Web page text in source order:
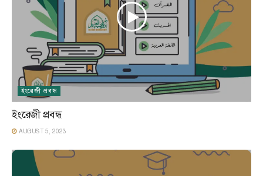
ইংরেজী প্রবন্ধ
ইংরেজী প্রবন্ধ
AUGUST 5, 2023